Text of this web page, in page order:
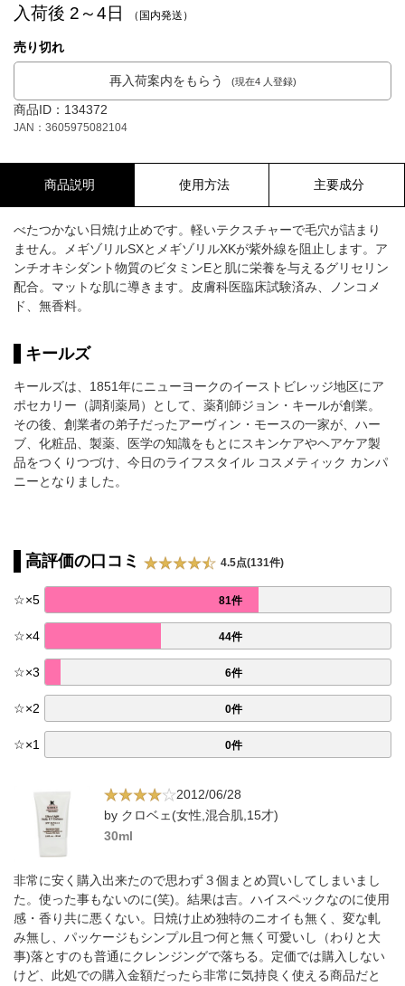
入荷後 2～4日 （国内発送）
売り切れ
再入荷案内をもらう (現在4 人登録)
商品ID：134372
JAN：3605975082104
商品説明 使用方法 主要成分
べたつかない日焼け止めです。軽いテクスチャーで毛穴が詰まり
ません。メギゾリルSXとメギゾリルXKが紫外線を阻止します。ア
ンチオキシダント物質のビタミンEと肌に栄養を与えるグリセリン
配合。マットな肌に導きます。皮膚科医臨床試験済み、ノンコメ
ド、無香料。
キールズ
キールズは、1851年にニューヨークのイーストビレッジ地区にア
ポセカリー（調剤薬局）として、薬剤師ジョン・キールが創業。
その後、創業者の弟子だったアーヴィン・モースの一家が、ハー
ブ、化粧品、製薬、医学の知識をもとにスキンケアやヘアケア製
品をつくりつづけ、今日のライフスタイル コスメティック カンパ
ニーとなりました。
高評価の口コミ 4.5点(131件)
☆×5 81件
☆×4 44件
☆×3 6件
☆×2 0件
☆×1 0件
2012/06/28
by クロベェ(女性,混合肌,15才)
30ml
非常に安く購入出来たので思わず３個まとめ買いしてしまいまし
た。使った事もないのに(笑)。結果は吉。ハイスペックなのに使用
感・香り共に悪くない。日焼け止め独特のニオイも無く、変な軋
み無し、パッケージもシンプル且つ何と無く可愛いし（わりと大
事)落とすのも普通にクレンジングで落ちる。定価では購入しない
けど、此処での購入金額だったら非常に気持良く使える商品だと